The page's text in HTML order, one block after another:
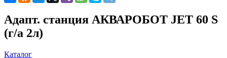
Адапт. станция АКВАРОБОТ JET 60 S
(г/а 2л)
Каталог